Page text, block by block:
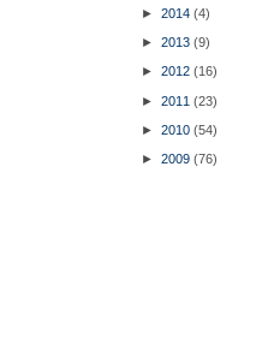
► 2014 (4)
► 2013 (9)
► 2012 (16)
► 2011 (23)
► 2010 (54)
► 2009 (76)